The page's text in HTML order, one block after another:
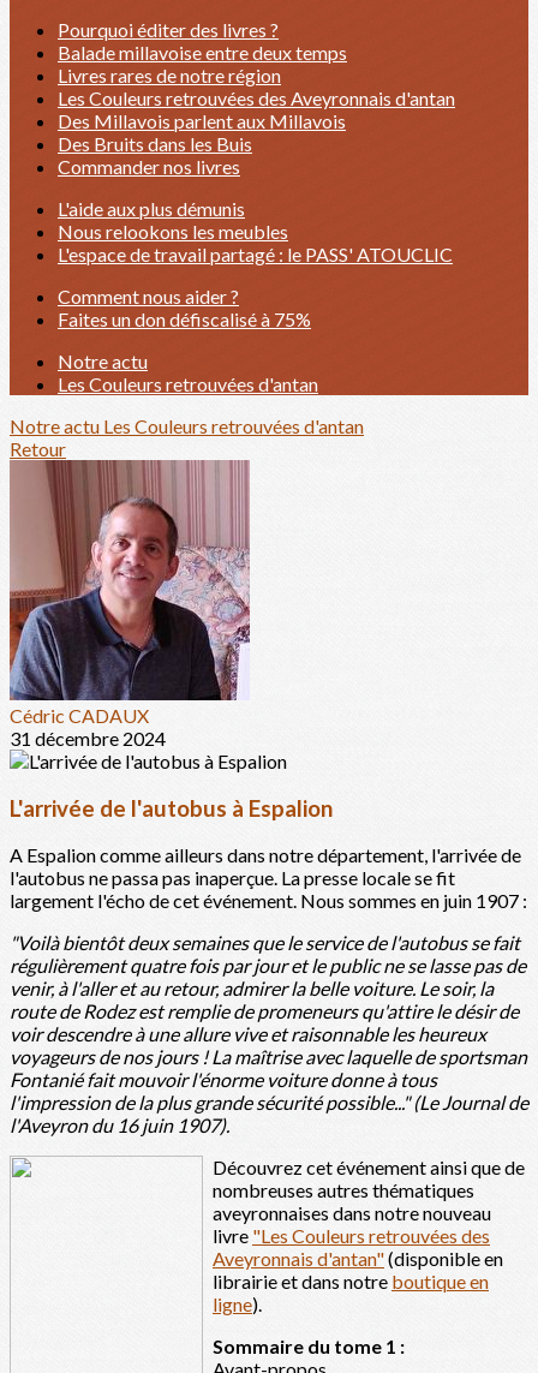
Pourquoi éditer des livres ?
Balade millavoise entre deux temps
Livres rares de notre région
Les Couleurs retrouvées des Aveyronnais d'antan
Des Millavois parlent aux Millavois
Des Bruits dans les Buis
Commander nos livres
L'aide aux plus démunis
Nous relookons les meubles
L'espace de travail partagé : le PASS' ATOUCLIC
Comment nous aider ?
Faites un don défiscalisé à 75%
Notre actu
Les Couleurs retrouvées d'antan
Notre actu Les Couleurs retrouvées d'antan
Retour
Cédric CADAUX
31 décembre 2024
L'arrivée de l'autobus à Espalion
A Espalion comme ailleurs dans notre département, l'arrivée de
l'autobus ne passa pas inaperçue. La presse locale se fit
largement l'écho de cet événement. Nous sommes en juin 1907 :
"Voilà bientôt deux semaines que le service de l'autobus se fait
régulièrement quatre fois par jour et le public ne se lasse pas de
venir, à l'aller et au retour, admirer la belle voiture. Le soir, la
route de Rodez est remplie de promeneurs qu'attire le désir de
voir descendre à une allure vive et raisonnable les heureux
voyageurs de nos jours ! La maîtrise avec laquelle de sportsman
Fontanié fait mouvoir l'énorme voiture donne à tous
l'impression de la plus grande sécurité possible..." (Le Journal de
l'Aveyron du 16 juin 1907).
Découvrez cet événement ainsi que de
nombreuses autres thématiques
aveyronnaises dans notre nouveau
livre "Les Couleurs retrouvées des
Aveyronnais d'antan"(disponible en
librairie et dans notre boutique en
ligne).
Sommaire du tome 1 :